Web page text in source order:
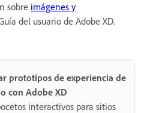
sobre imágenes y
del usuario de Adobe XD.
prototipos de experiencia de
con Adobe XD
interactivos para sitios